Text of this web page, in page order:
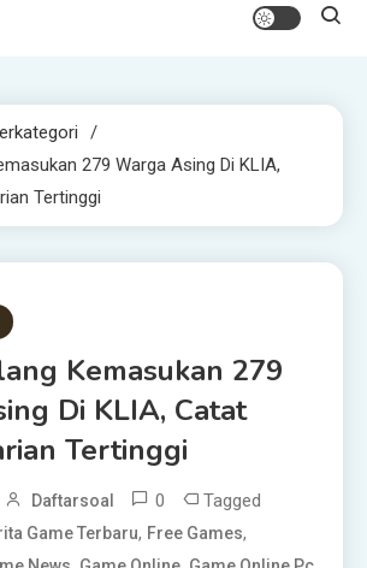
279 Warga Asing Di KLIA,
Tertinggi
Kemasukan 279
Di KLIA, Catat
Tertinggi
Daftarsoal 0 Tagged
Game Terbaru, Free Games,